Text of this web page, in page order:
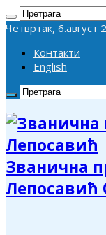
Четвртак, 6.август
Контакти
English
Званична